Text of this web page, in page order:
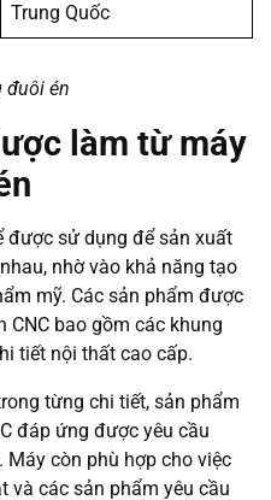
Trung Quốc
đuôi én
làm từ máy
được sử dụng để sản xuất
nhờ vào khả năng tạo
mỹ. Các sản phẩm được
CNC bao gồm các khung
tiết nội thất cao cấp.
từng chi tiết, sản phẩm
đáp ứng được yêu cầu
còn phù hợp cho việc
và các sản phẩm yêu cầu